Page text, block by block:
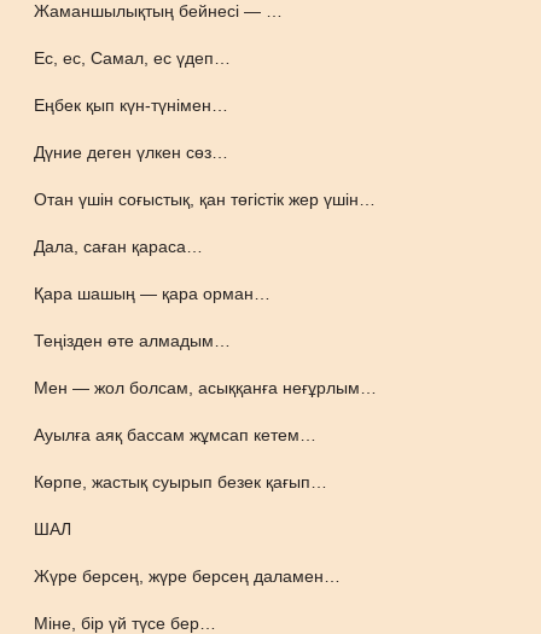
Жаманшылықтың бейнесі — …
Ес, ес, Самал, ес үдеп…
Еңбек қып күн-түнімен…
Дүние деген үлкен сөз…
Отан үшін соғыстық, қан төгістік жер үшін…
Дала, саған қараса…
Қара шашың — қара орман…
Теңізден өте алмадым…
Мен — жол болсам, асыққанға неғұрлым…
Ауылға аяқ бассам жұмсап кетем…
Көрпе, жастық суырып безек қағып…
ШАЛ
Жүре берсең, жүре берсең даламен…
Міне, бір үй түсе бер…